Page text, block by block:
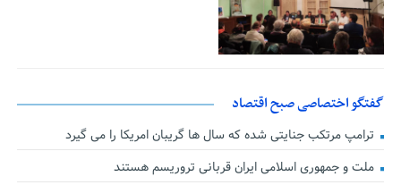
گفتگو اختصاصی صبح اقتصاد
ترامپ مرتکب جنایتی شده که سال ها گریبان امریکا را می گیرد
ملت و جمهوری اسلامی ایران قربانی تروریسم هستند